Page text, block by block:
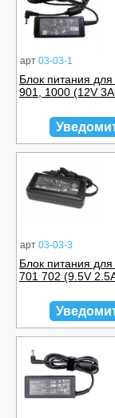
арт 03-03-1
Блок питания
901, 1000 (12V
арт 03-03-3
Блок питания
701 702 (9.5V